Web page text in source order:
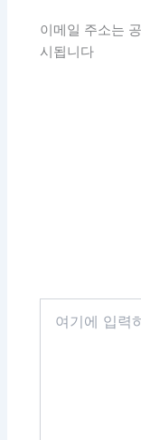
이메일 주소는
시됩니다